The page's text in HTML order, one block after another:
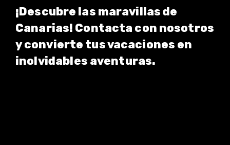
¡Descubre las maravillas de
Canarias! Contacta con nosotros
y convierte tus vacaciones en
inolvidables aventuras.